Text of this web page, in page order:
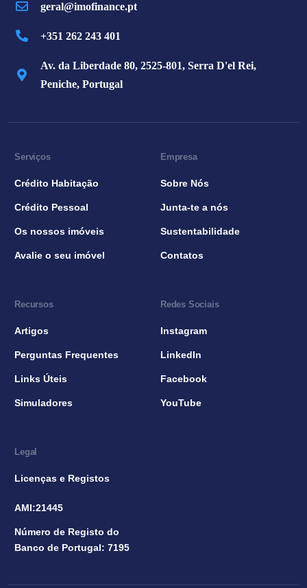
geral@imofinance.pt
+351 262 243 401
Av. da Liberdade 80, 2525-801, Serra D'el Rei,
Peniche, Portugal
Serviços
Crédito Habitação
Crédito Pessoal
Os nossos imóveis
Avalie o seu imóvel
Empresa
Sobre Nós
Junta-te a nós
Sustentabilidade
Contatos
Recursos
Artigos
Perguntas Frequentes
Links Úteis
Simuladores
Redes Sociais
Instagram
LinkedIn
Facebook
YouTube
Legal
Licenças e Registos
AMI:21445
Número de Registo do
Banco de Portugal: 7195